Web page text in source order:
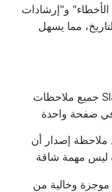
الأخطاء" و"إرشادات
مما يسهل
على غرار Zoom، يوفر Slack جميع ملاحظات
في صفحة واحدة
إصدار أن
ليس مهمة شاقة
وخالية من